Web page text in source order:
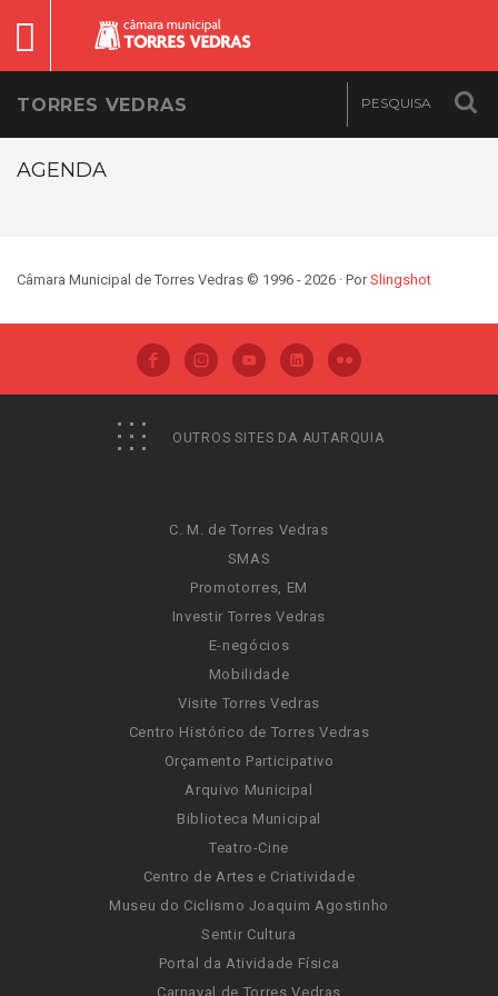
TORRES VEDRAS
AGENDA
Câmara Municipal de Torres Vedras © 1996 - 2026 · PorSlingshot
OUTROS SITES DA AUTARQUIA
C. M. de Torres Vedras
SMAS
Promotorres, EM
Investir Torres Vedras
E-negócios
Mobilidade
Visite Torres Vedras
Centro Histórico de Torres Vedras
Orçamento Participativo
Arquivo Municipal
Biblioteca Municipal
Teatro-Cine
Centro de Artes e Criatividade
Museu do Ciclismo Joaquim Agostinho
Sentir Cultura
Portal da Atividade Física
Carnaval de Torres Vedras